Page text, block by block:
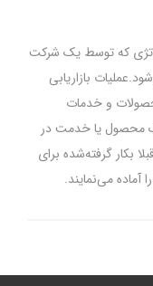
که توسط یک شرکت
بازاریابی
و خدمات
یا خدمت در
گرفته‌شده برای
می‌نمایند.